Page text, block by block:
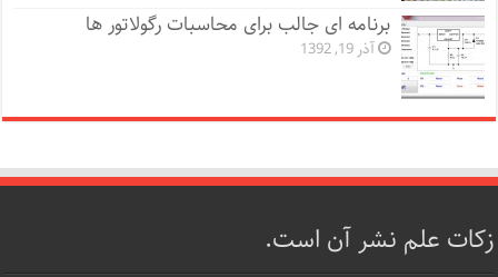
برنامه ای جالب برای محاسبات رگولاتور ها
آذر 19, 1392
زکات علم نشر آن است.